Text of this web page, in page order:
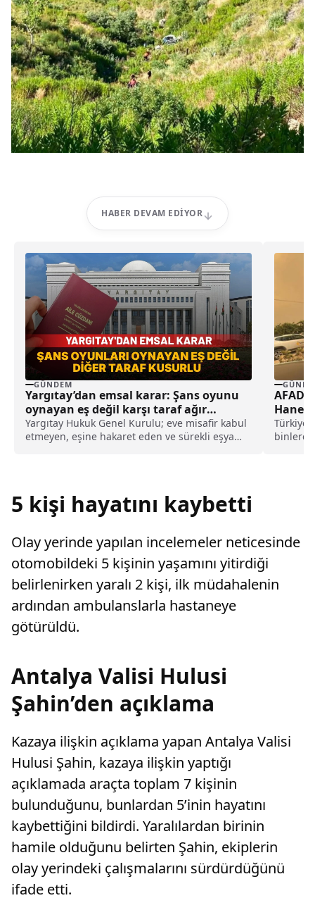
HABER DEVAM EDIYOR
GÜNDEM
Yargıtay’dan emsal karar: Şans oyunu
oynayan eş değil karşı taraf ağır
kusurlu sayıldı
Yargıtay Hukuk Genel Kurulu; eve misafir kabul
etmeyen, eşine hakaret eden ve sürekli eşya
Hane
Türkiye
binlerce
5 kişi hayatını kaybetti
Olay yerinde yapılan incelemeler neticesinde
otomobildeki 5 kişinin yaşamını yitirdiği
belirlenirken yaralı 2 kişi, ilk müdahalenin
ardından ambulanslarla hastaneye
götürüldü.
Antalya Valisi Hulusi
Şahin’den açıklama
Kazaya ilişkin açıklama yapan Antalya Valisi
Hulusi Şahin, kazaya ilişkin yaptığı
açıklamada araçta toplam 7 kişinin
bulunduğunu, bunlardan 5’inin hayatını
kaybettiğini bildirdi. Yaralılardan birinin
hamile olduğunu belirten Şahin, ekiplerin
olay yerindeki çalışmalarını sürdürdüğünü
ifade etti.